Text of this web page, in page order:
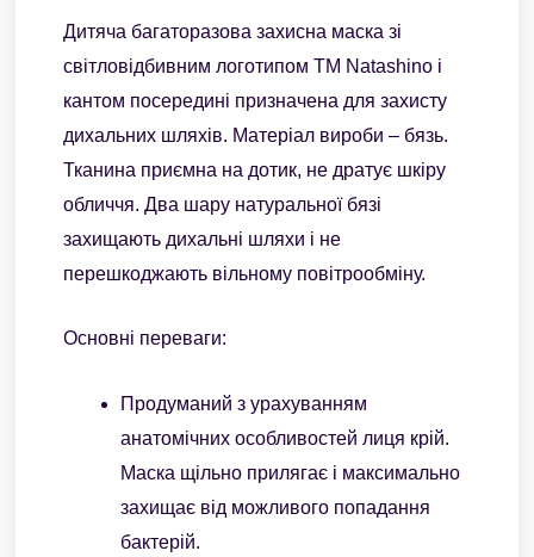
Дитяча багаторазова захисна маска зі
світловідбивним логотипом ТМ Natashino і
кантом посередині призначена для захисту
дихальних шляхів. Матеріал вироби – бязь.
Тканина приємна на дотик, не дратує шкіру
обличчя. Два шару натуральної бязі
захищають дихальні шляхи і не
перешкоджають вільному повітрообміну.
Основні переваги:
Продуманий з урахуванням
анатомічних особливостей лиця крій.
Маска щільно прилягає і максимально
захищає від можливого попадання
бактерій.